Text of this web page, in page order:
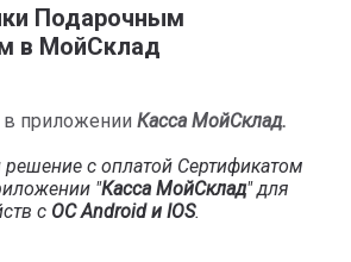
Подарочным
в МойСклад
в приложении Касса МойСклад.
решение с оплатой Сертификатом
"Касса МойСклад" для
с ОС Android и IOS.